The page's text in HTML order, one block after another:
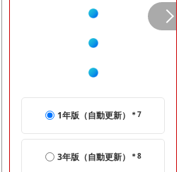
1年版（自動更新） ＊7
3年版（自動更新） ＊8
Next